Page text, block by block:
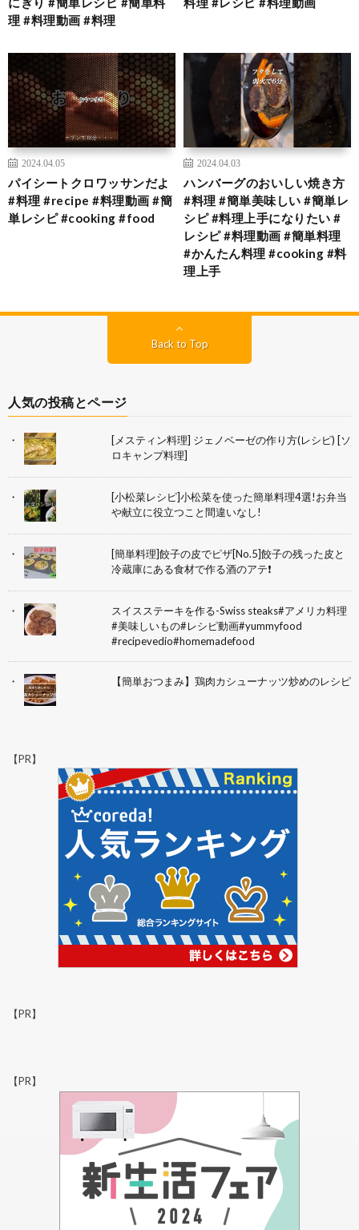
理 #料理動画 #料理
2024.04.05
パイシートクロワッサンだよ
#料理 #recipe #料理動画 #簡
単レシピ #cooking #food
2024.04.03
ハンバーグのおいしい焼き方
#料理 #簡単美味しい #簡単レ
シピ #料理上手になりたい #
レシピ #料理動画 #簡単料理
#かんたん料理 #cooking #料
理上手
Back to Top
人気の投稿とページ
[メスティン料理] ジェノベーゼの作り方(レシピ) [ソ
ロキャンプ料理]
[小松菜レシピ]小松菜を使った簡単料理4選!お弁当
や献立に役立つこと間違いなし!
[簡単料理]餃子の皮でピザ[No.5]餃子の残った皮と
冷蔵庫にある食材で作る酒のアテ❗
スイスステーキを作る-Swiss steaks#アメリカ料理
#美味しいもの#レシピ動画#yummyfood
#recipevedio#homemadefood
【簡単おつまみ】鶏肉カシューナッツ炒めのレシピ
【PR】
【PR】
【PR】